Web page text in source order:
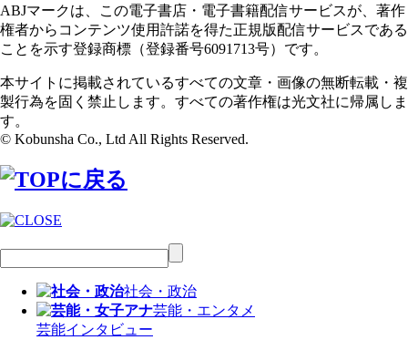
ABJマークは、この電子書店・電子書籍配信サービスが、著作
権者からコンテンツ使用許諾を得た正規版配信サービスである
ことを示す登録商標（登録番号6091713号）です。
本サイトに掲載されているすべての文章・画像の無断転載・複
製行為を固く禁止します。すべての著作権は光文社に帰属しま
す。
© Kobunsha Co., Ltd All Rights Reserved.
社会・政治
芸能・エンタメ
芸能インタビュー